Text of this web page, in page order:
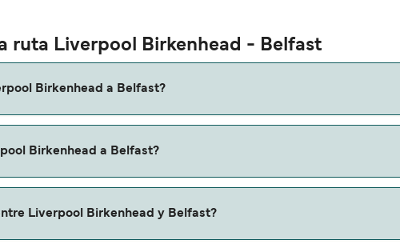
ruta Liverpool Birkenhead - Belfast
Birkenhead a Belfast?
que verifiques online la información más actualizada.
Birkenhead a Belfast?
de reserva.
Liverpool Birkenhead y Belfast?